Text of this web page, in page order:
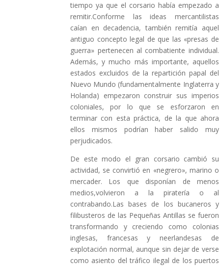
tiempo ya que el corsario había empezado a
remitir.Conforme las ideas mercantilistas
caían en decadencia, también remitía aquel
antiguo concepto legal de que las «presas de
guerra» pertenecen al combatiente individual.
Además, y mucho más importante, aquellos
estados excluidos de la repartición papal del
Nuevo Mundo (fundamentalmente Inglaterra y
Holanda) empezaron construir sus imperios
coloniales, por lo que se esforzaron en
terminar con esta práctica, de la que ahora
ellos mismos podrían haber salido muy
perjudicados.
De este modo el gran corsario cambió su
actividad, se convirtió en «negrero», marino o
mercader. Los que disponían de menos
medios,volvieron a la piratería o al
contrabando.Las bases de los bucaneros y
filibusteros de las Pequeñas Antillas se fueron
transformando y creciendo como colonias
inglesas, francesas y neerlandesas de
explotación normal, aunque sin dejar de verse
como asiento del tráfico ilegal de los puertos